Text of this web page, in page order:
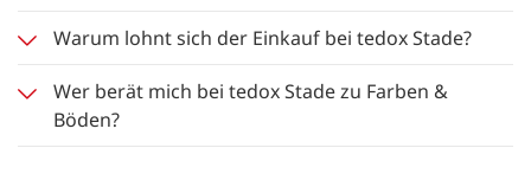
Warum lohnt sich der Einkauf bei tedox Stade?
Wer berät mich bei tedox Stade zu Farben &
Böden?